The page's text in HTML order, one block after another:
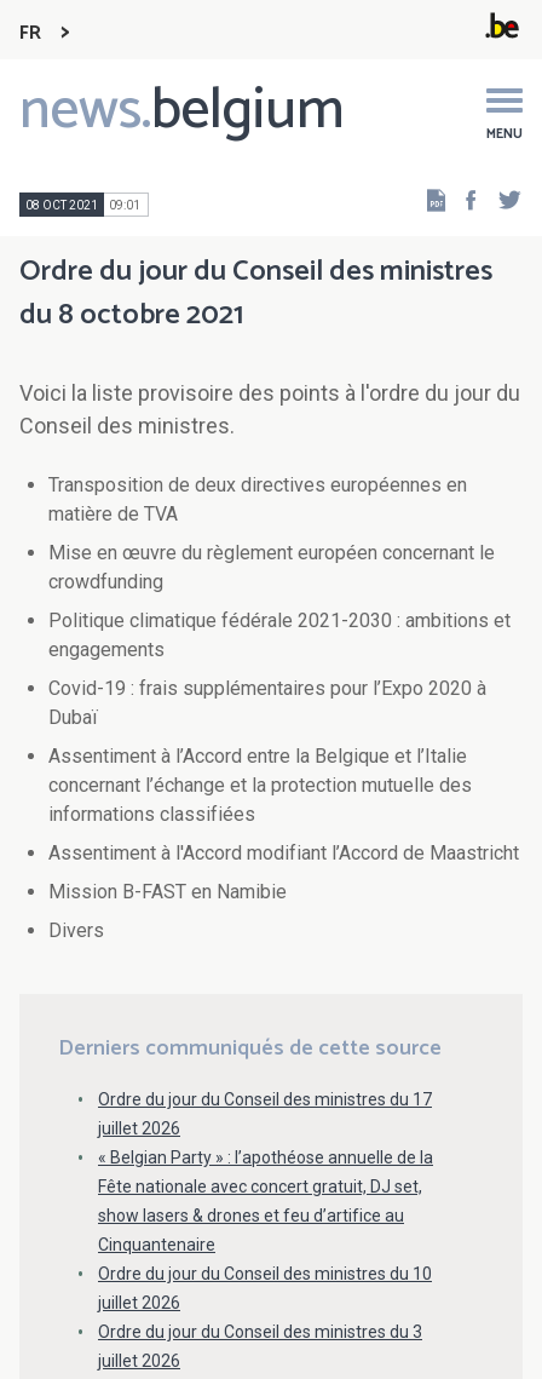
FR
news.belgium MENU
Main
navigation
08 OCT 2021 09:01
Ordre du jour du Conseil des ministres
du 8 octobre 2021
Voici la liste provisoire des points à l'ordre du jour du
Conseil des ministres.
Transposition de deux directives européennes en
matière de TVA
Mise en œuvre du règlement européen concernant le
crowdfunding
Politique climatique fédérale 2021-2030 : ambitions et
engagements
Covid-19 : frais supplémentaires pour l’Expo 2020 à
Dubaï
Assentiment à l’Accord entre la Belgique et l’Italie
concernant l’échange et la protection mutuelle des
informations classifiées
Assentiment à l'Accord modifiant l’Accord de Maastricht
Mission B-FAST en Namibie
Divers
Derniers communiqués de cette source
Ordre du jour du Conseil des ministres du 17
juillet 2026
« Belgian Party » : l’apothéose annuelle de la
Fête nationale avec concert gratuit, DJ set,
show lasers & drones et feu d’artifice au
Cinquantenaire
Ordre du jour du Conseil des ministres du 10
juillet 2026
Ordre du jour du Conseil des ministres du 3
juillet 2026